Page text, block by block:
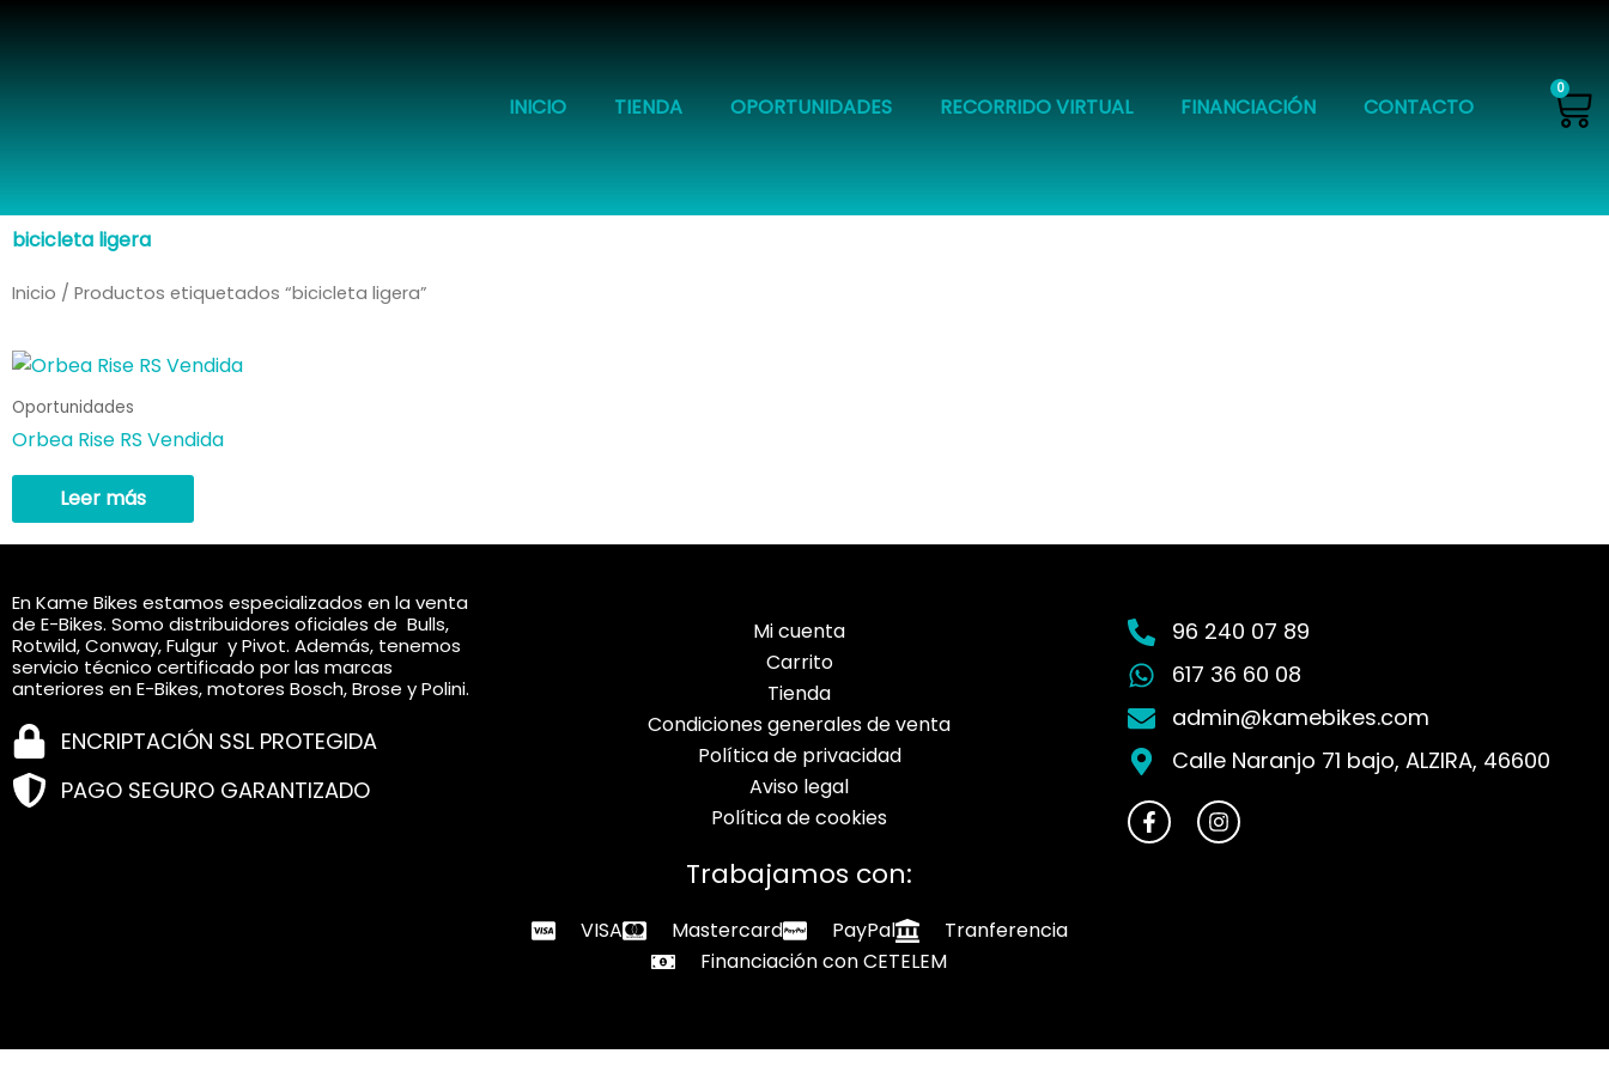
INICIO
TIENDA OPORTUNIDADES RECORRIDO VIRTUAL FINANCIACIÓN CONTACTO
0
bicicleta ligera
Inicio / Productos etiquetados “bicicleta ligera”
Oportunidades
Orbea Rise RS Vendida
Leer más
En Kame Bikes estamos especializados en la venta
de E-Bikes. Somo distribuidores oficiales de Bulls,
Rotwild, Conway, Fulgur y Pivot. Además, tenemos
servicio técnico certificado por las marcas
anteriores en E-Bikes, motores Bosch, Brose y Polini.
ENCRIPTACIÓN SSL PROTEGIDA
PAGO SEGURO GARANTIZADO
Mi cuenta
Carrito
Tienda
Condiciones generales de venta
Política de privacidad
Aviso legal
Política de cookies
Trabajamos con:
VISA Mastercard PayPal
Tranferencia
Financiación con CETELEM
96 240 07 89
617 36 60 08
admin@kamebikes.com
Calle Naranjo 71 bajo, ALZIRA, 46600
F
a
c
I
n
s